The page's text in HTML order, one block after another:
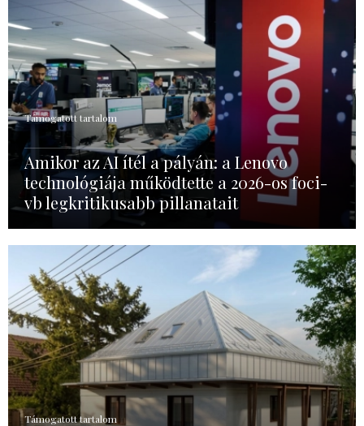
Támogatott tartalom
Amikor az AI ítél a pályán: a Lenovo
technológiája működtette a 2026-os foci-
vb legkritikusabb pillanatait
Támogatott tartalom